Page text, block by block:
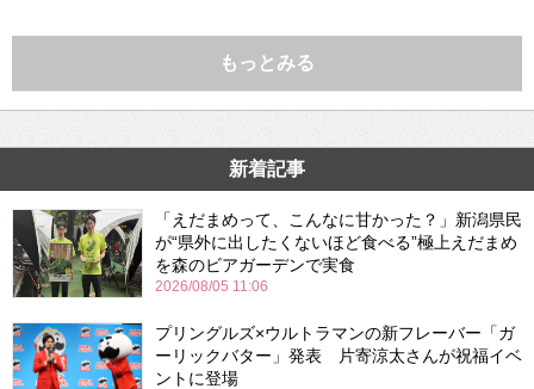
もっとみる
新着記事
「えだまめって、こんなに甘かった？」新潟県民
が“県外に出したくないほど食べる”極上えだまめ
を森のビアガーデンで実食
2026/08/05 11:06
プリングルズ×ウルトラマンの新フレーバー「ガ
ーリックバター」発表 片寄涼太さんが祝福イベ
ントに登場